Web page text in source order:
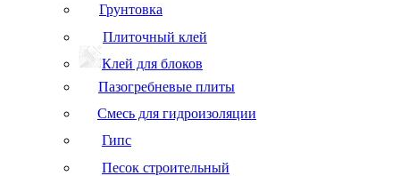
Грунтовка
Плиточный клей
Клей для блоков
Пазогребневые плиты
Смесь для гидроизоляции
Гипс
Песок строительный